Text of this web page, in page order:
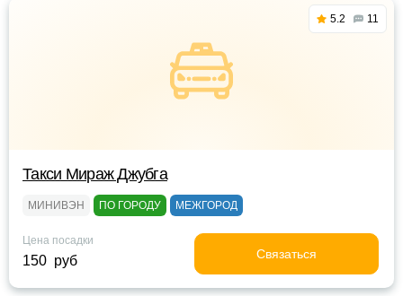
5.2 11
Такси Мираж Джубга
МИНИВЭН ПО ГОРОДУ МЕЖГОРОД
Цена посадки
150 руб Связаться